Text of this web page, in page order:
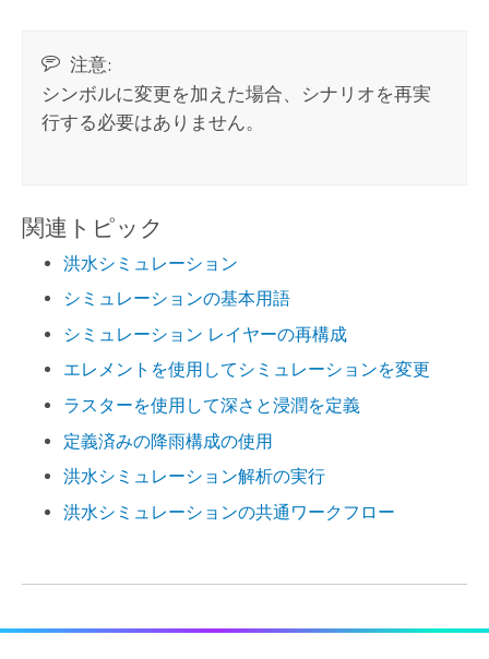
注意:
シンボルに変更を加えた場合、シナリオを再実
行する必要はありません。
関連トピック
洪水シミュレーション
シミュレーションの基本用語
シミュレーション レイヤーの再構成
エレメントを使用してシミュレーションを変更
ラスターを使用して深さと浸潤を定義
定義済みの降雨構成の使用
洪水シミュレーション解析の実行
洪水シミュレーションの共通ワークフロー